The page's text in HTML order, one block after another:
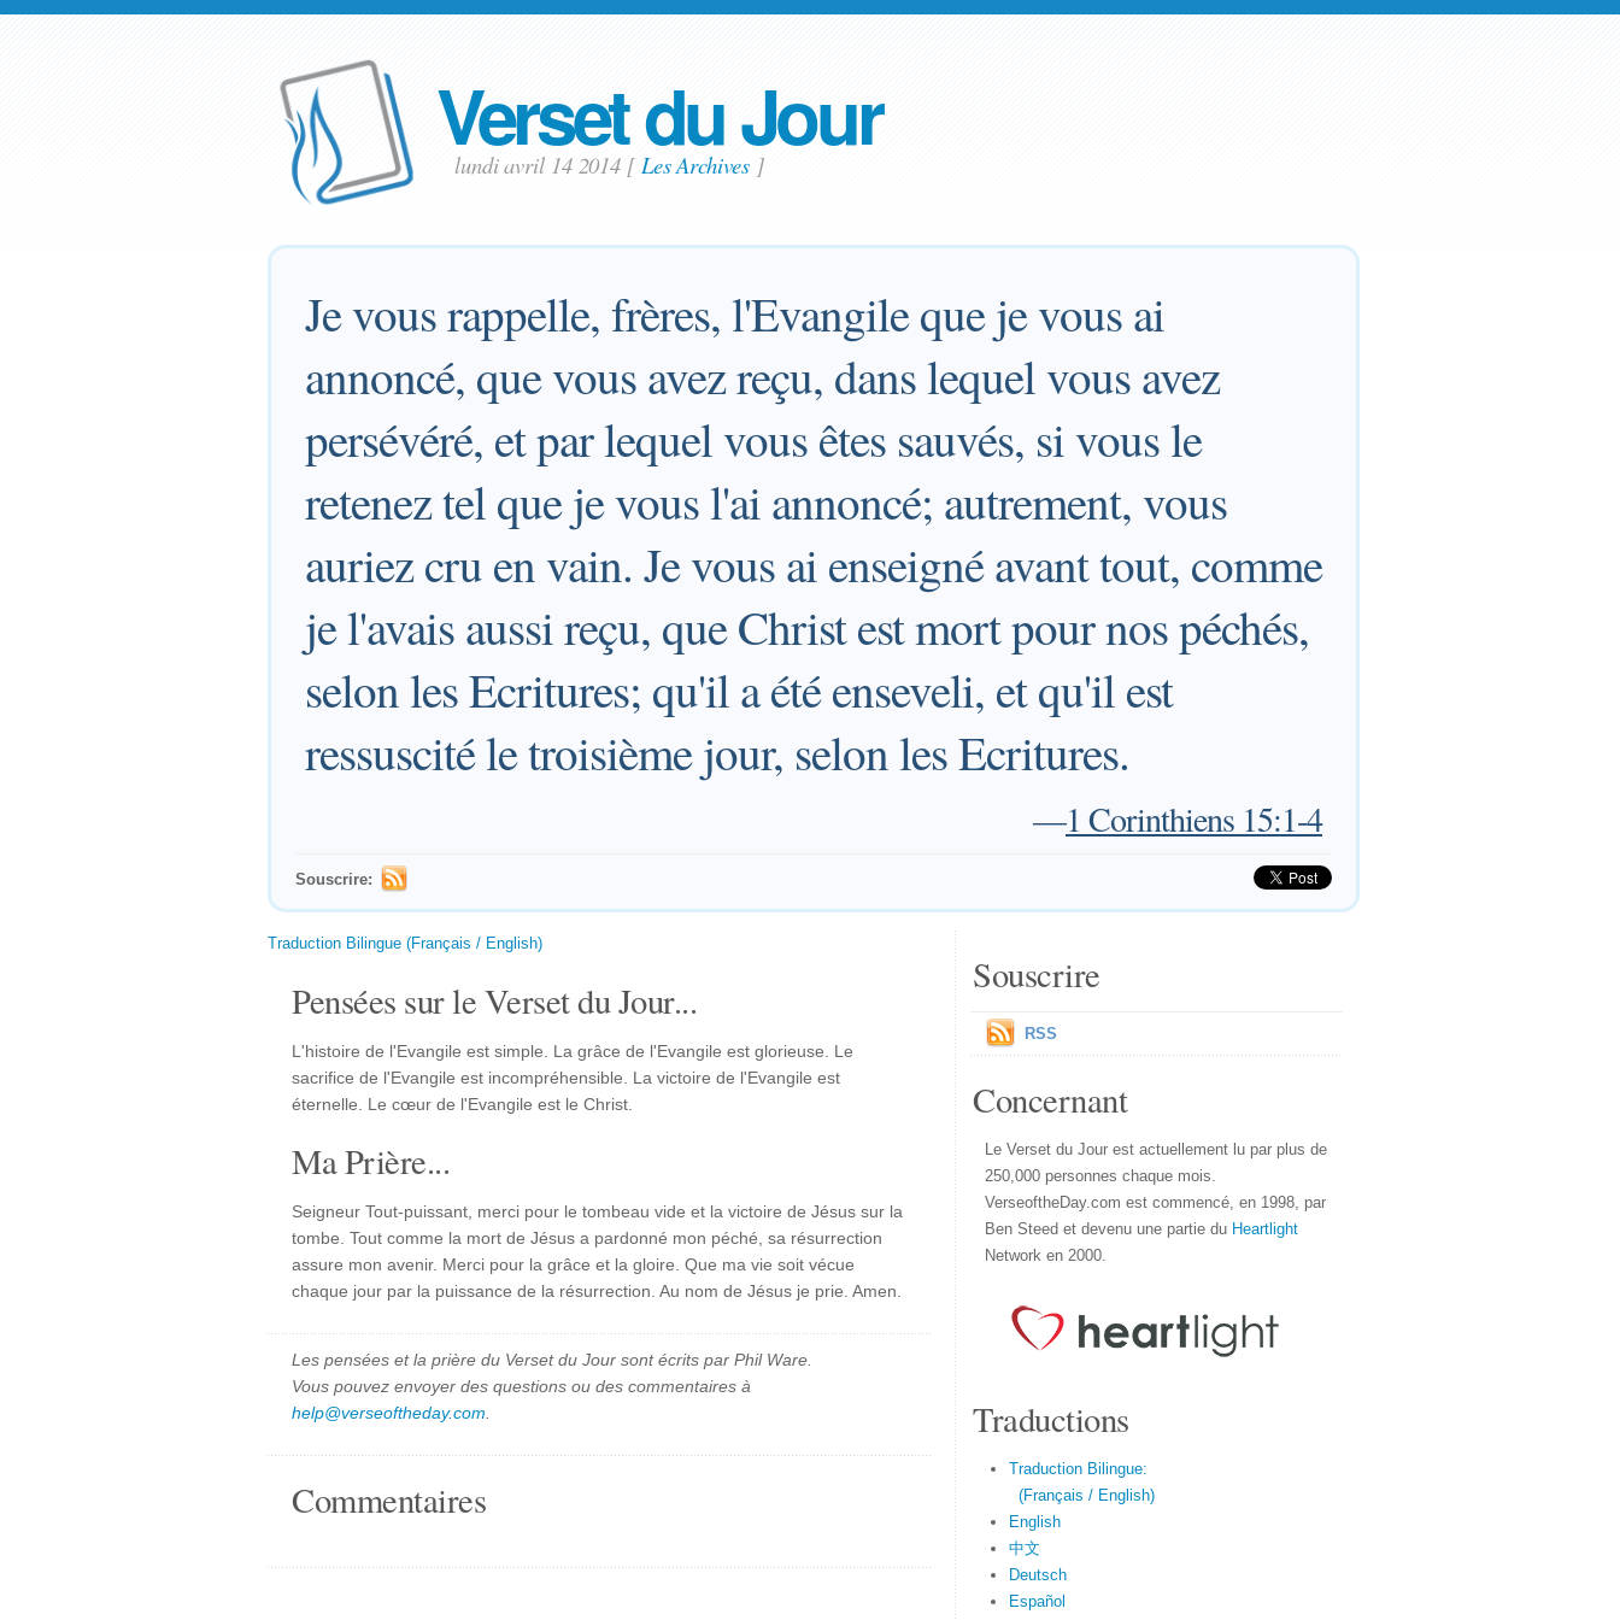
Verset du Jour
lundi avril 14 2014 [ Les Archives]
Je vous rappelle, frères, l'Evangile que je vous ai
annoncé, que vous avez reçu, dans lequel vous avez
persévéré, et par lequel vous êtes sauvés, si vous le
retenez tel que je vous l'ai annoncé; autrement, vous
auriez cru en vain. Je vous ai enseigné avant tout, comme
je l'avais aussi reçu, que Christ est mort pour nos péchés,
selon les Ecritures; qu'il a été enseveli, et qu'il est
ressuscité le troisième jour, selon les Ecritures.
—1 Corinthiens 15:1-4
Souscrire:
Traduction Bilingue (Français / English)
Pensées sur le Verset du Jour...
L'histoire de l'Evangile est simple. La grâce de l'Evangile est glorieuse. Le
sacrifice de l'Evangile est incompréhensible. La victoire de l'Evangile est
éternelle. Le cœur de l'Evangile est le Christ.
Ma Prière...
Seigneur Tout-puissant, merci pour le tombeau vide et la victoire de Jésus sur la
tombe. Tout comme la mort de Jésus a pardonné mon péché, sa résurrection
assure mon avenir. Merci pour la grâce et la gloire. Que ma vie soit vécue
chaque jour par la puissance de la résurrection. Au nom de Jésus je prie. Amen.
Les pensées et la prière du Verset du Jour sont écrits par Phil Ware.
Vous pouvez envoyer des questions ou des commentaires à
help@verseoftheday.com
Commentaires
Souscrire
RSS
Concernant
Le Verset du Jour est actuellement lu par plus de
250,000 personnes chaque mois.
VerseoftheDay.com est commencé, en 1998, par
Ben Steed et devenu une partie du Heartlight
Network en 2000.
Traductions
Traduction Bilingue:
(Français / English)
English
中文
Deutsch
Español